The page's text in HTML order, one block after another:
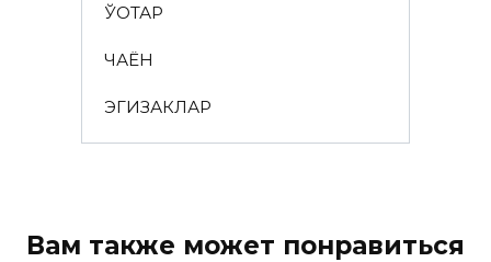
ЎҚОТАР
ЧАЁН
ЭГИЗАКЛАР
Вам также может понравиться